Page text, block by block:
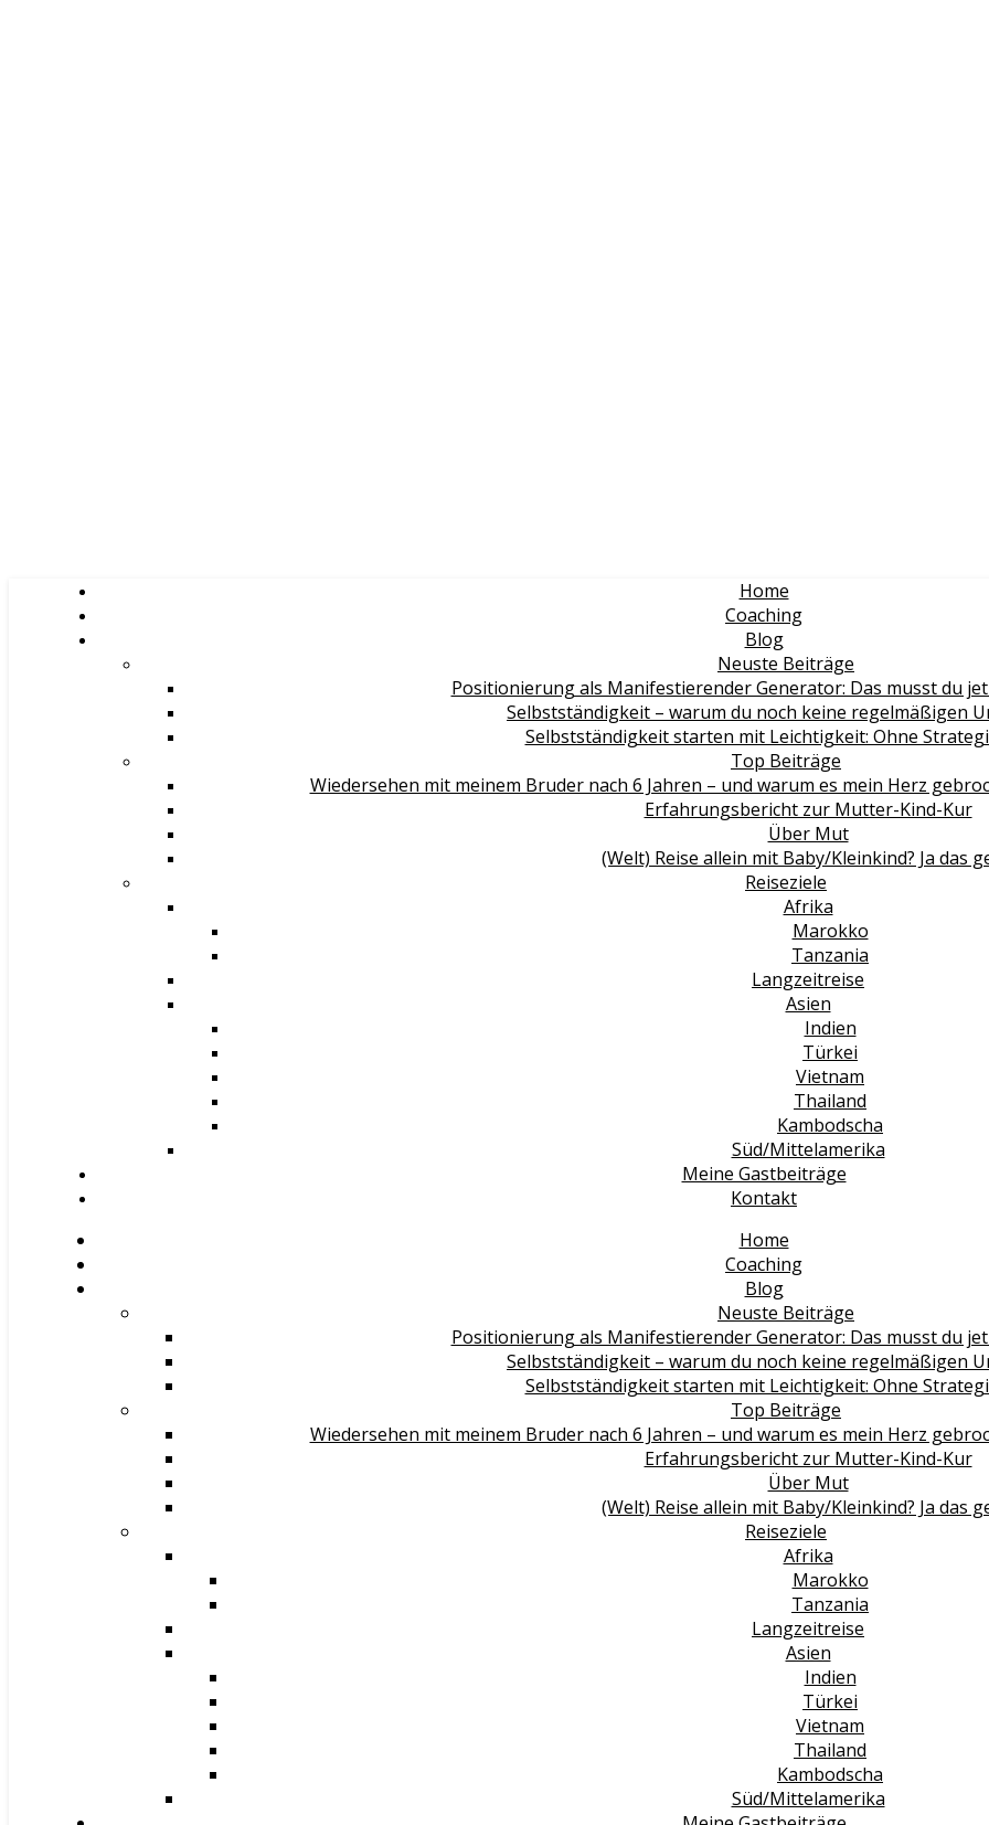
Home
Coaching
Blog
Neuste Beiträge
Positionierung als Manifestierender Generator: Das musst du
Selbstständigkeit – warum du noch keine regelmäßigen
Selbstständigkeit starten mit Leichtigkeit: Ohne
Top Beiträge
Wiedersehen mit meinem Bruder nach 6 Jahren – und warum es mein Herz
Erfahrungsbericht zur Mutter-Kind-Kur
Über Mut
(Welt) Reise allein mit Baby/Kleinkind? Ja das
Reiseziele
Afrika
Marokko
Tanzania
Langzeitreise
Asien
Indien
Türkei
Vietnam
Thailand
Kambodscha
Süd/Mittelamerika
Meine Gastbeiträge
Kontakt
Home
Coaching
Blog
Neuste Beiträge
Positionierung als Manifestierender Generator: Das musst du
Selbstständigkeit – warum du noch keine regelmäßigen
Selbstständigkeit starten mit Leichtigkeit: Ohne
Top Beiträge
Wiedersehen mit meinem Bruder nach 6 Jahren – und warum es mein Herz
Erfahrungsbericht zur Mutter-Kind-Kur
Über Mut
(Welt) Reise allein mit Baby/Kleinkind? Ja das
Reiseziele
Afrika
Marokko
Tanzania
Langzeitreise
Asien
Indien
Türkei
Vietnam
Thailand
Kambodscha
Süd/Mittelamerika